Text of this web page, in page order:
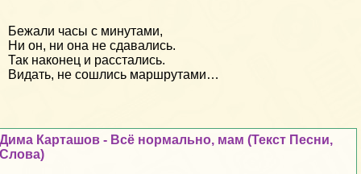
Бежали часы с минутами,
Ни он, ни она не сдавались.
Так наконец и расстались.
Видать, не сошлись маршрутами…
Дима Карташов - Всё нормально, мам (Текст Песни,
Слова)